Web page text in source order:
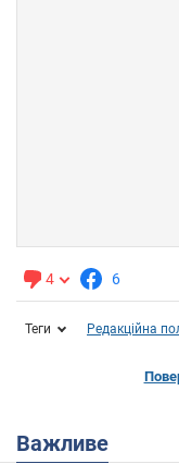
4 6
Теги Редакційна
Важливе